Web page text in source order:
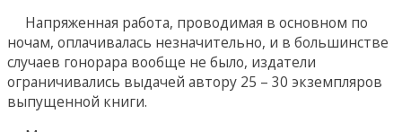
Напряженная работа, проводимая в основном по
ночам, оплачивалась незначительно, и в большинстве
случаев гонорара вообще не было, издатели
ограничивались выдачей автору 25 – 30 экземпляров
выпущенной книги.